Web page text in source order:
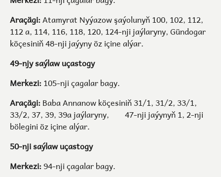
Araçägi:Atamyrat Nyýazow şaýolunyň 100, 102, 112,
112 a, 114, 116, 118, 120, 124-nji jaýlaryny, Gündogar
köçesiniň 48-nji jaýyny öz içine alýar.
49-njy saýlaw uçastogy
Merkezi:105-nji çagalar bagy.
Araçägi:Baba Annanow köçesiniň 31/1, 31/2, 33/1,
33/2, 37, 39, 39a jaýlaryny, 47-nji jaýynyň 1, 2-nji
bölegini öz içine alýar.
50-nji saýlaw uçastogy
Merkezi:94-nji çagalar bagy.